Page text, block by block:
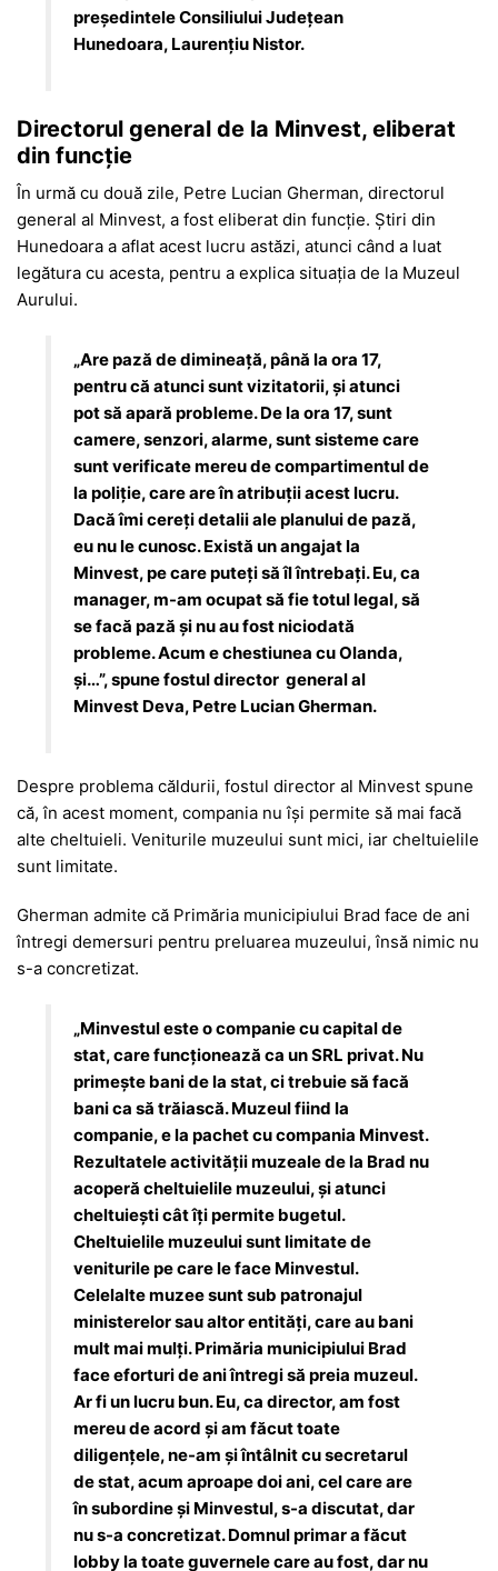
președintele Consiliului Județean
Hunedoara, Laurențiu Nistor.
Directorul general de la Minvest, eliberat
din funcție
În urmă cu două zile, Petre Lucian Gherman, directorul
general al Minvest, a fost eliberat din funcție. Știri din
Hunedoara a aflat acest lucru astăzi, atunci când a luat
legătura cu acesta, pentru a explica situația de la Muzeul
Aurului.
„Are pază de dimineață, până la ora 17,
pentru că atunci sunt vizitatorii, și atunci
pot să apară probleme. De la ora 17, sunt
camere, senzori, alarme, sunt sisteme care
sunt verificate mereu de compartimentul de
la poliție, care are în atribuții acest lucru.
Dacă îmi cereți detalii ale planului de pază,
eu nu le cunosc. Există un angajat la
Minvest, pe care puteți să îl întrebați. Eu, ca
manager, m-am ocupat să fie totul legal, să
se facă pază și nu au fost niciodată
probleme. Acum e chestiunea cu Olanda,
și…”, spune fostul director general al
Minvest Deva, Petre Lucian Gherman.
Despre problema căldurii, fostul director al Minvest spune
că, în acest moment, compania nu își permite să mai facă
alte cheltuieli. Veniturile muzeului sunt mici, iar cheltuielile
sunt limitate.
Gherman admite că Primăria municipiului Brad face de ani
întregi demersuri pentru preluarea muzeului, însă nimic nu
s-a concretizat.
„Minvestul este o companie cu capital de
stat, care funcționează ca un SRL privat. Nu
primește bani de la stat, ci trebuie să facă
bani ca să trăiască. Muzeul fiind la
companie, e la pachet cu compania Minvest.
Rezultatele activității muzeale de la Brad nu
acoperă cheltuielile muzeului, și atunci
cheltuiești cât îți permite bugetul.
Cheltuielile muzeului sunt limitate de
veniturile pe care le face Minvestul.
Celelalte muzee sunt sub patronajul
ministerelor sau altor entități, care au bani
mult mai mulți. Primăria municipiului Brad
face eforturi de ani întregi să preia muzeul.
Ar fi un lucru bun. Eu, ca director, am fost
mereu de acord și am făcut toate
diligențele, ne-am și întâlnit cu secretarul
de stat, acum aproape doi ani, cel care are
în subordine și Minvestul, s-a discutat, dar
nu s-a concretizat. Domnul primar a făcut
lobby la toate guvernele care au fost, dar nu